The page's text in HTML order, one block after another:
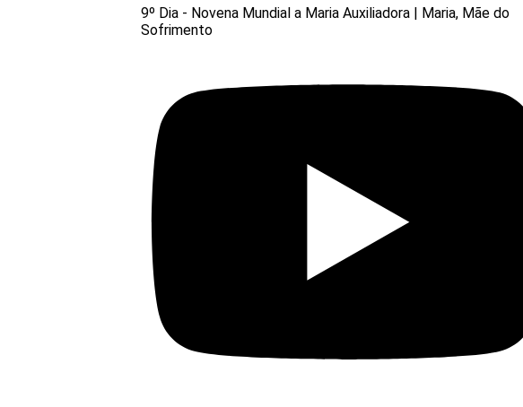
9º Dia - Novena Mundial a Maria Auxiliadora | Maria, Mãe do
Sofrimento